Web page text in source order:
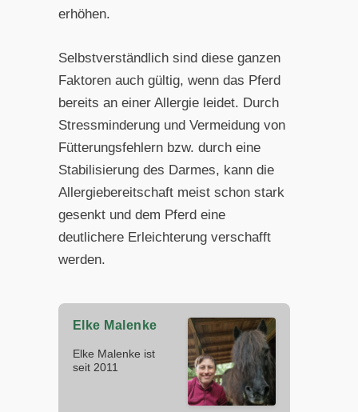
erhöhen.
Selbstverständlich sind diese ganzen
Faktoren auch gültig, wenn das Pferd
bereits an einer Allergie leidet. Durch
Stressminderung und Vermeidung von
Fütterungsfehlern bzw. durch eine
Stabilisierung des Darmes, kann die
Allergiebereitschaft meist schon stark
gesenkt und dem Pferd eine
deutlichere Erleichterung verschafft
werden.
Elke Malenke
Elke Malenke ist
seit 2011